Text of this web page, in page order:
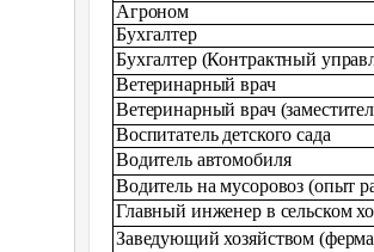
Агроном
Бухгалтер
Бухгалтер (Контрактный
Ветеринарный врач
Ветеринарный врач
Воспитатель детского сада
Водитель автомобиля
Водитель на мусоровоз (опыт
Главный инженер в сельском
Заведующий хозяйством